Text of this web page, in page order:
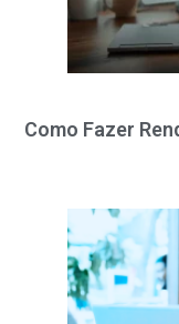
Como Fazer